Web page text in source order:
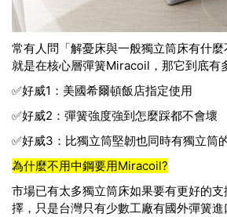
常有人問「解憂床與一般獨立筒床有什麼
就是在核心層彈簧Miracoil，那它到底有
✅好威1：美國希爾頓飯店指定使用
✅好威2：彈簧強度強到怎麼踩都不會壞
✅好威3：比獨立筒堅韌也同時有獨立筒
為什麼不用中鋼要用Miracoil?
市場已有太多獨立筒床如果要有更好的
擇，只是台灣只有少數工廠有國外彈簧